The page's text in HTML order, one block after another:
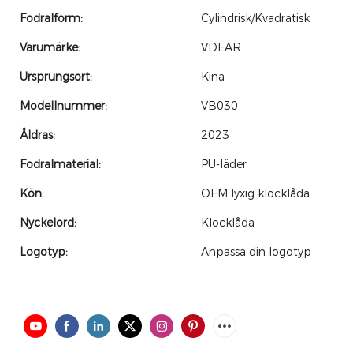
Fodralform: Cylindrisk/Kvadratisk
Varumärke: VDEAR
Ursprungsort: Kina
Modellnummer: VB030
Åldras: 2023
Fodralmaterial: PU-läder
Kön: OEM lyxig klocklåda
Nyckelord: Klocklåda
Logotyp: Anpassa din logotyp